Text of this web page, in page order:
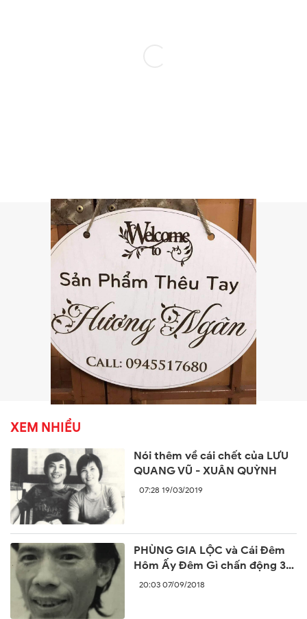
XEM NHIỀU
Nói thêm về cái chết của LƯU
QUANG VŨ - XUÂN QUỲNH
07:28 19/03/2019
PHÙNG GIA LỘC và Cái Đêm
Hôm Ấy Đêm Gì chấn động 30
năm trước
20:03 07/09/2018